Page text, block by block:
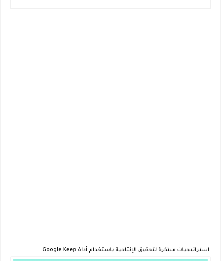
استراتيجيات مبتكرة لتحقيق الإنتاجية باستخدام أداة Google Keep